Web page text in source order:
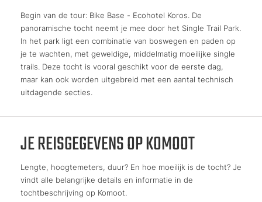
Begin van de tour: Bike Base - Ecohotel Koros. De
panoramische tocht neemt je mee door het Single Trail Park.
In het park ligt een combinatie van boswegen en paden op
je te wachten, met geweldige, middelmatig moeilijke single
trails. Deze tocht is vooral geschikt voor de eerste dag,
maar kan ook worden uitgebreid met een aantal technisch
uitdagende secties.
JE REISGEGEVENS OP KOMOOT
Lengte, hoogtemeters, duur? En hoe moeilijk is de tocht? Je
vindt alle belangrijke details en informatie in de
tochtbeschrijving op Komoot.